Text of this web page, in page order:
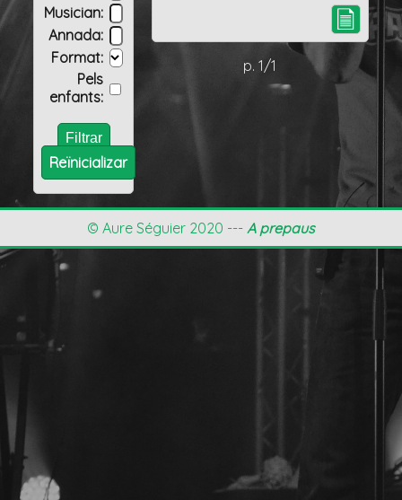
p. 1/1
Musician:
Annada:
Format:
Pels
enfants:
Reïnicializar
© Aure Séguier 2020 --- A prepaus